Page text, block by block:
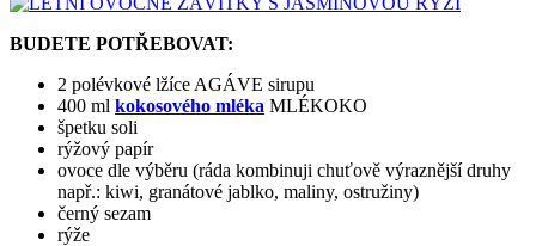
BUDETE POTŘEBOVAT:
2 polévkové lžíce AGÁVE sirupu
400 ml kokosového mléka MLÉKOKO
špetku soli
rýžový papír
ovoce dle výběru (ráda kombinuji chuťově výraznější druhy
např.: kiwi, granátové jablko, maliny, ostružiny)
černý sezam
rýže